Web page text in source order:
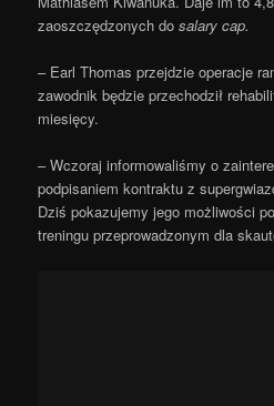
zaoszczędzonych dosalary cap.
– Earl Thomas przejdzie operacje
zawodnik będzie przechodził
miesięcy.
– Wczoraj informowaliśmy o
podpisaniem kontraktu z
Dziś pokazujemy jego możliwości
treningu przeprowadzonym dla